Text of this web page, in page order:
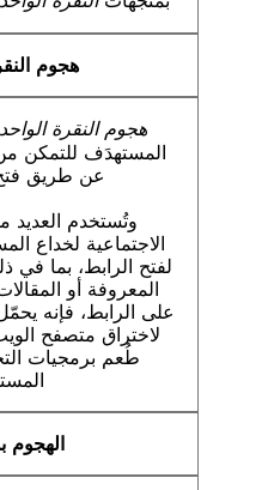
هجوم
هجوم النقرة
المستهدَف للتمكن
عن طريق
وتُستخدم العديد
الاجتماعية لخداع
لفتح الرابط، بما في
المعروفة أو
على الرابط، فإنه
لاختراق متصفح
طُعم برمجيات
الهجوم